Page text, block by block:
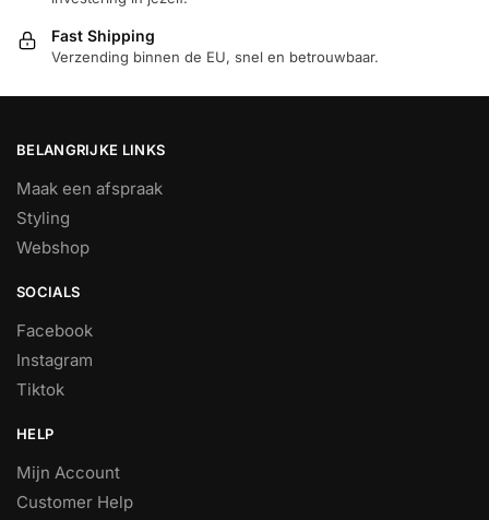
Fast Shipping
Verzending binnen de EU, snel en betrouwbaar.
BELANGRIJKE LINKS
Maak een afspraak
Styling
Webshop
SOCIALS
Facebook
Instagram
Tiktok
HELP
Mijn Account
Customer Help